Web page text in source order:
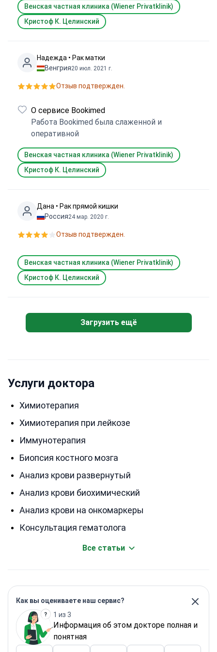
поддерживать связь с сотрудниками
Bookimed, их было двое: удаленный
менеджер и представитель на месте,
чуть подробнее рассказать о графике
необходимой подготовке.
Венская частная клиника (Wiener Privatklinik)
Кристоф К. Целинский
Надежда • Рак матки
Венгрия20 июл. 2021 г.
Отзыв подтвержден.
О сервисе Bookimed
Работа Bookimed была слаженной и
оперативной
Венская частная клиника (Wiener Privatklinik)
Кристоф К. Целинский
Дана • Рак прямой кишки
Россия24 мар. 2020 г.
Отзыв подтвержден.
Венская частная клиника (Wiener Privatklinik)
Кристоф К. Целинский
Загрузить ещё
Услуги доктора
Химиотерапия
Химиотерапия при лейкозе
Иммунотерапия
Биопсия костного мозга
Анализ крови развернутый
Анализ крови биохимический
Анализ крови на онкомаркеры
Консультация гематолога
Все статьи
Как вы оцениваете наш сервис?
1 из 3
Информация об этом докторе полная и
понятная